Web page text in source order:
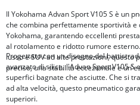
Il Yokohama Advan Sport V105 S è un
che combina perfettamente sportività
Yokohama, garantendo eccellenti
al rotolamento e ridotto rumore
lusso e SUV ad alte prestazioni,
preciso, una stabilità eccezionale e
Progettato con un disegno del
avanzato di silice, l'Advan Sport V105
superfici bagnate che asciutte. Che si
ad alta velocità, questo pneumatico
superiori.